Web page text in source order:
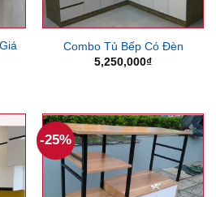
Combo Tủ Bếp Có Đèn
5,250,000₫
-25%